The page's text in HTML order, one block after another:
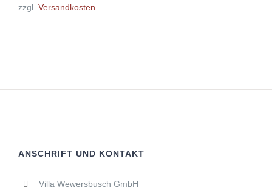
DER
zzgl. Versandkosten
ANSCHRIFT UND KONTAKT
Villa Wewersbusch GmbH